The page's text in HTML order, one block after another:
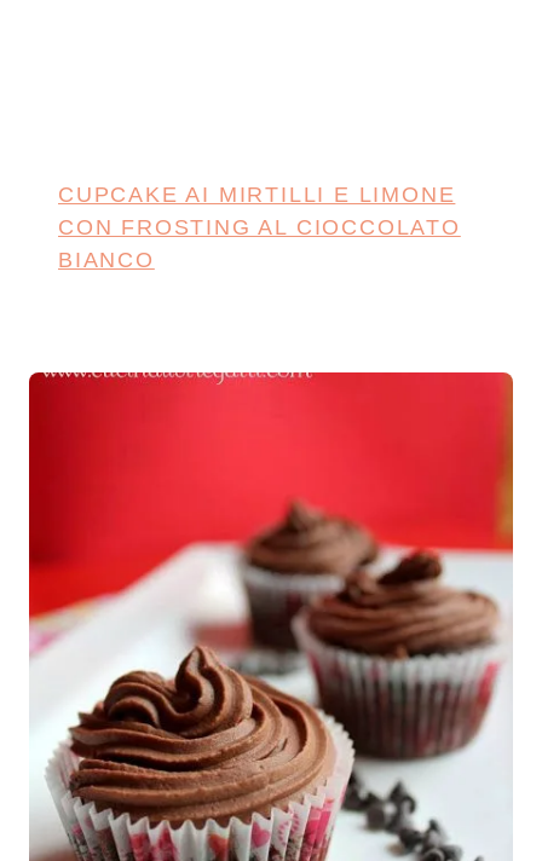
CUPCAKE AI MIRTILLI E LIMONE
CON FROSTING AL CIOCCOLATO
BIANCO